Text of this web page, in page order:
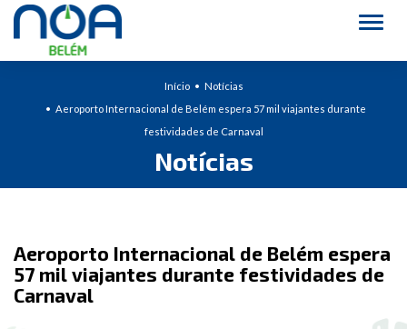
Início
Notícias
Aeroporto Internacional de Belém espera 57 mil viajantes durante
festividades de Carnaval
Notícias
Aeroporto Internacional de Belém espera
57 mil viajantes durante festividades de
Carnaval